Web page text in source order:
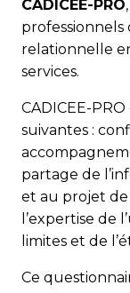
CADICEE-PRO
relationnelle
services.
CADICEE-
suivantes :
partage de
et au projet de
l’expertise de
limites et de
Ce